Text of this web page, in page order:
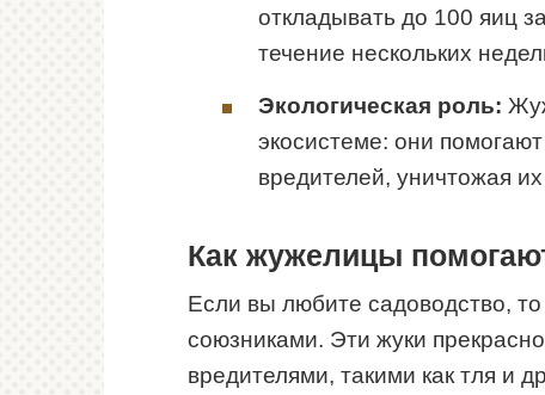
откладывать до 100 яиц
течение нескольких
Экологическая роль:
экосистеме: они
вредителей, уничтожая
Как жужелицы
Если вы любите садоводство,
союзниками. Эти жуки
вредителями, такими как тля и